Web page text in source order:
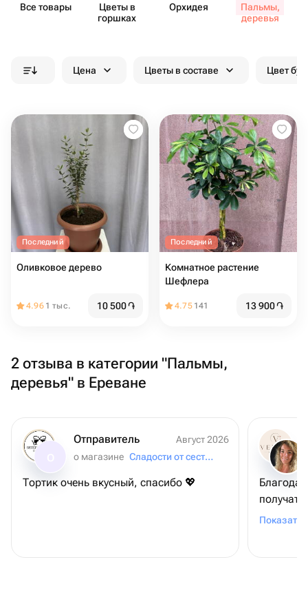
Все товары
Цветы в
горшках
Орхидея
Пальмы,
деревья
Цена Цветы в составе Цвет
Последний
Оливковое дерево
4.96 1 тыс. 10 500֏
Последний
Комнатное растение
Шефлера
4.75 141 13 900֏
2 отзыва в категории "Пальмы,
деревья" в Ереване
Отправитель
Август 2026
о магазине
Сладости от сестер
Тортик очень вкусный, спасибо 💖
вопрос
Показать